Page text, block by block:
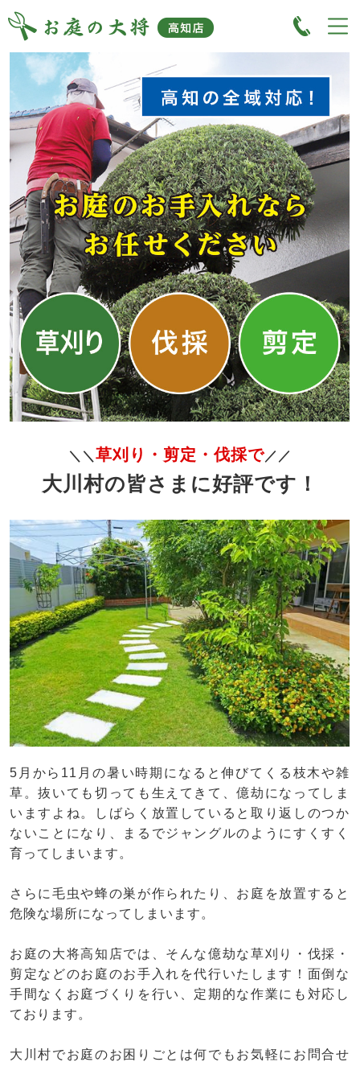
＼＼ 草刈り・剪定・伐採で／／
大川村の皆さまに好評です！
5月から11月の暑い時期になると伸びてくる枝木や雑
草。抜いても切っても生えてきて、億劫になってしま
いますよね。しばらく放置していると取り返しのつか
ないことになり、まるでジャングルのようにすくすく
育ってしまいます。
さらに毛虫や蜂の巣が作られたり、お庭を放置すると
危険な場所になってしまいます。
お庭の大将高知店では、そんな億劫な草刈り・伐採・
剪定などのお庭のお手入れを代行いたします！面倒な
手間なくお庭づくりを行い、定期的な作業にも対応し
ております。
大川村でお庭のお困りごとは何でもお気軽にお問合せ